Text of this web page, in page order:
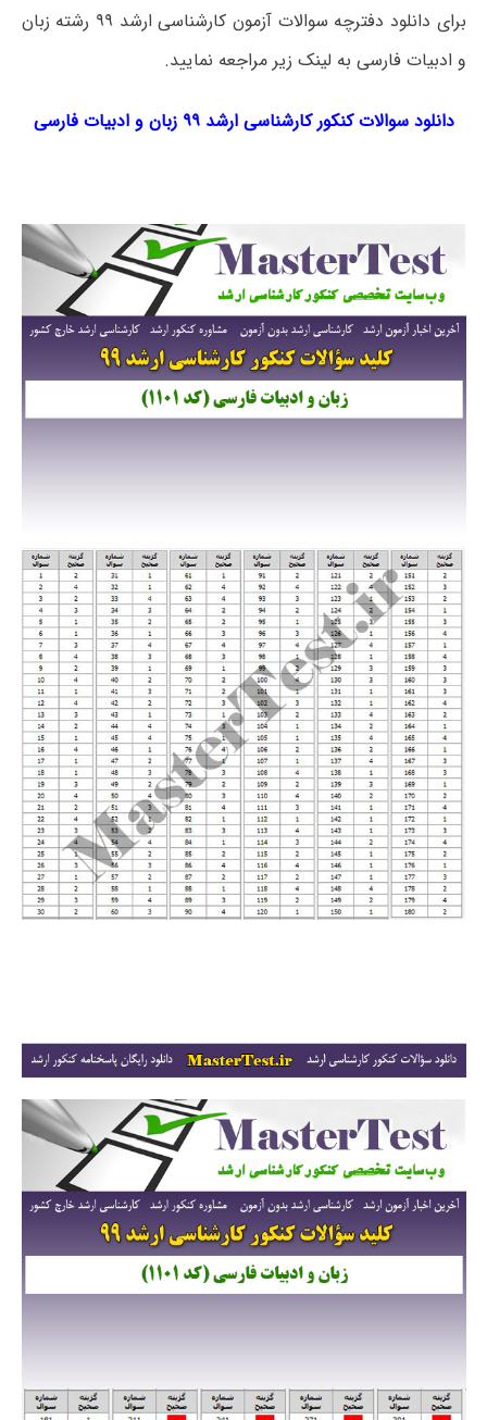
برای دانلود دفترچه سوالات آزمون کارشناسی ارشد ۹۹ رشته زبان
و ادبیات فارسی به لینک زیر مراجعه نمایید.
دانلود سوالات کنکور کارشناسی ارشد ۹۹ زبان و ادبیات فارسی